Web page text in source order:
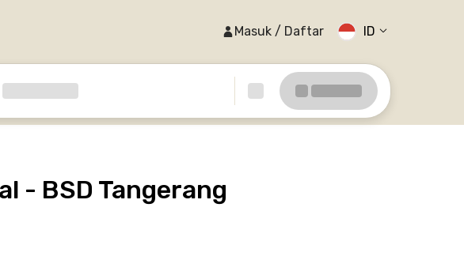
Masuk / Daftar ID
- BSD Tangerang